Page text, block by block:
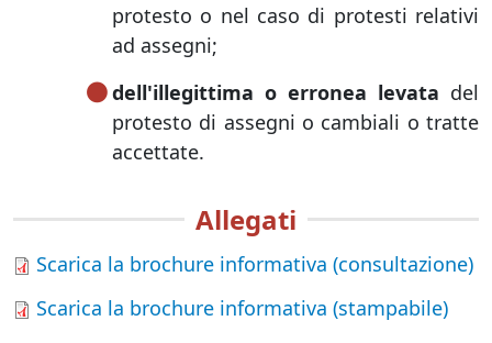
protesto o nel caso di protesti relativi
ad assegni;
dell'illegittima o erronea levata del
protesto di assegni o cambiali o tratte
accettate.
Allegati
Scarica la brochure informativa (consultazione)
Scarica la brochure informativa (stampabile)